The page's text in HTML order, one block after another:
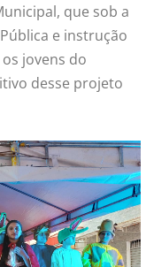
que sob a
e instrução
jovens do
desse projeto